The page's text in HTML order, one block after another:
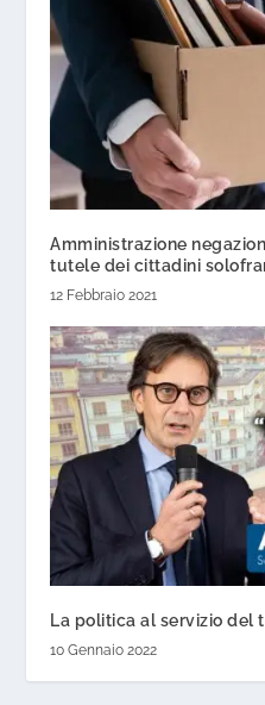
Amministrazione
tutele dei cittadini
12 Febbraio 2021
La politica al servizio del
10 Gennaio 2022